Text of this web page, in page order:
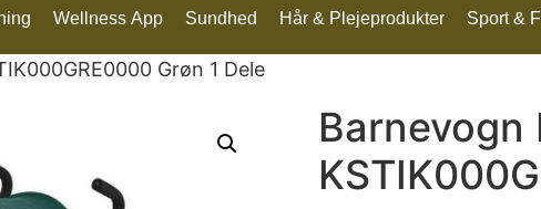
Wellness App Sundhed Hår & Plejeprodukter Sport &
Grøn 1 Dele